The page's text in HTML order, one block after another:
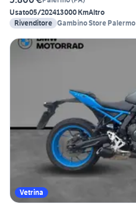
Usato05/202413000 KmAltro
Rivenditore Gambino Store Palermo
Vetrina